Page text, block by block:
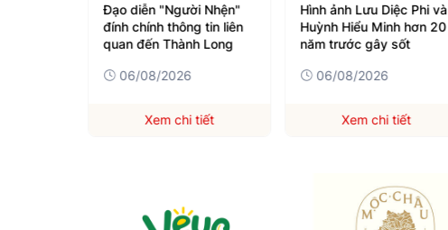
Đạo diễn "Người Nhện"
đính chính thông tin liên
quan đến Thành Long
06/08/2026
Xem chi tiết
Hình ảnh Lưu Diệc Phi và
Huỳnh Hiểu Minh hơn 20
năm trước gây sốt
06/08/2026
Xem chi tiết